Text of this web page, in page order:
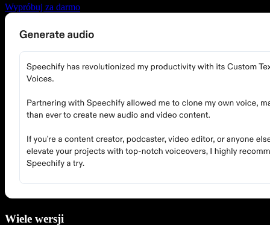
Wypróbuj za darmo
Wiele wersji